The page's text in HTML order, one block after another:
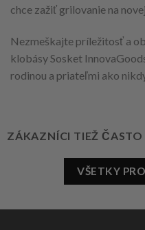
chce zažiť grilovanie na
Nezmeškajte príležitosť a
klobásy Sosket
rodinou a priateľmi ako
ZÁKAZNÍCI TIEŽ ČASTO
VŠETKY